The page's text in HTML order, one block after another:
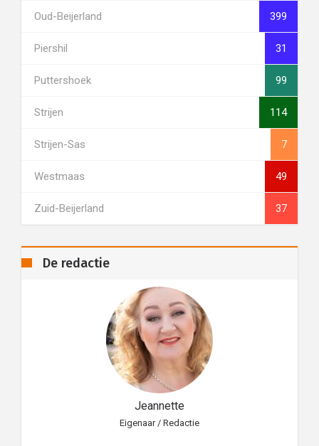
Oud-Beijerland 399
Piershil 31
Puttershoek 99
Strijen 114
Strijen-Sas 7
Westmaas 49
Zuid-Beijerland 37
De redactie
Jeannette
Eigenaar / Redactie